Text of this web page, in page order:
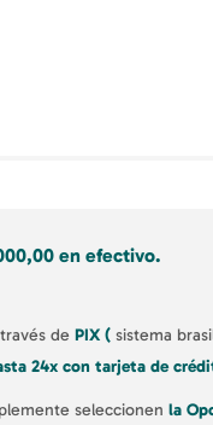
en efectivo.
de PIX ( sistema
24x con tarjeta de
seleccionen la